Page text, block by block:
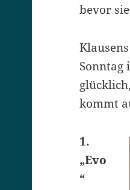
bevor
Sonntag
kommt
1.
„Evo
“